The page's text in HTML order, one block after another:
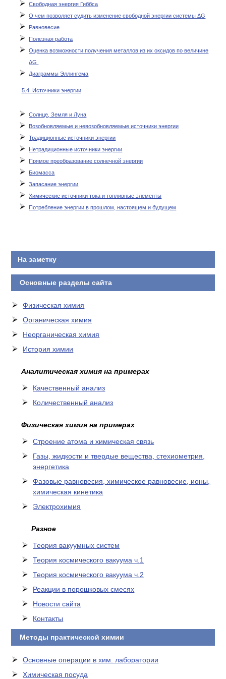
Свободная энергия Гиббса
О чем позволяет судить изменение свободной энергии системы ΔG
Равновесие
Полезная работа
Оценка возможности получения металлов из их оксидов по величине
ΔG
Диаграммы Эллингема
5.4. Источники энергии
Солнце, Земля и Луна
Возобновляемые и невозобновляемые источники энергии
Традиционные источники энергии
Нетрадиционные источники энергии
Прямое преобразование солнечной энергии
Биомасса
Запасание энергии
Химические источники тока и топливные элементы
Потребление энергии в прошлом, настоящем и будущем
На заметку
Основные разделы сайта
Физическая химия
Органическая химия
Неорганическая химия
История химии
Аналитическая химия на примерах
Качественный анализ
Количественный анализ
Физическая химия на примерах
Cтроение атома и химическая связь
Газы, жидкости и твердые вещества, стехиометрия,
энергетика
Фазовые равновесия, химическое равновесие, ионы,
химическая кинетика
Электрохимия
Разное
Теория вакуумных систем
Теория космического вакуума ч.1
Теория космического вакуума ч.2
Реакции в порошковых смесях
Новости сайта
Контакты
Методы практической химии
Основные операции в хим. лаборатории
Химическая посуда